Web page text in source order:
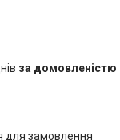
за домовленістю
для замовлення